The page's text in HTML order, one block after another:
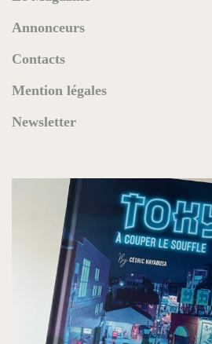
Annonceurs
Contacts
Mention légales
Newsletter